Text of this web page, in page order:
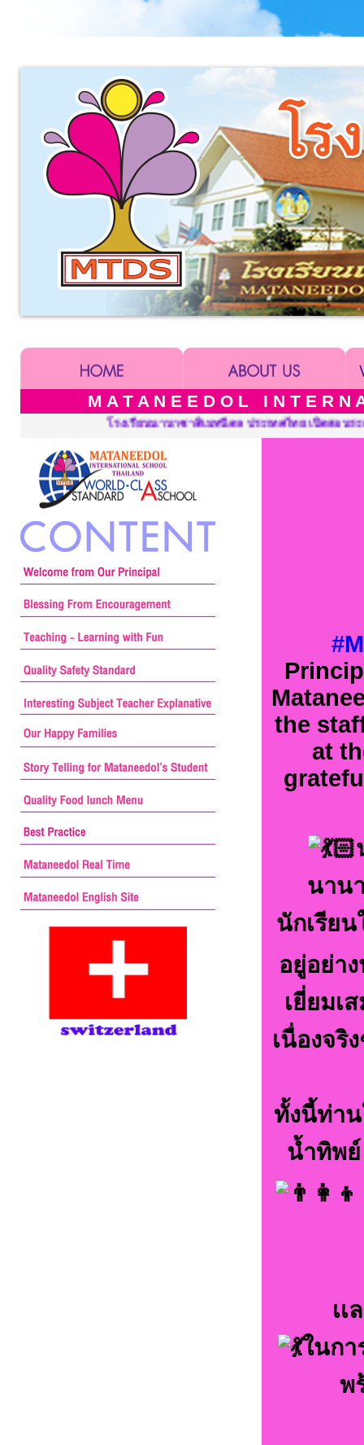
M A T A N E E D O L I N T E R
ยนนานาชาติเมทนีดล ประเทศไทย เปิดสอนระดับ เนอร์สเซอรี่ อนุบา
the
at
นาน
นักเรีย
อยู่อย่า
เยี่ยมเ
เนื่องจริ
ทั้งนี้ท่า
น้ำทิพ
เ
ในก
พ